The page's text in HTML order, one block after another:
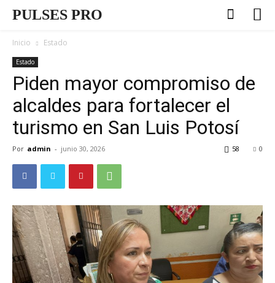
PULSES PRO
Inicio Estado
Estado
Piden mayor compromiso de
alcaldes para fortalecer el
turismo en San Luis Potosí
Por admin - junio 30, 2026 0
58